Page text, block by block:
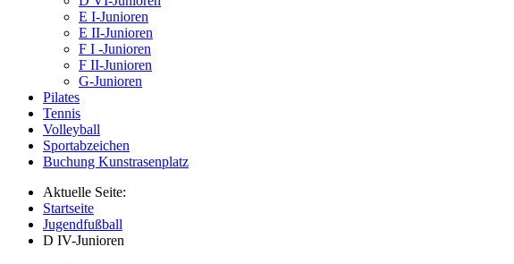
E I-Junioren
E II-Junioren
F I -Junioren
F II-Junioren
G-Junioren
Pilates
Tennis
Volleyball
Sportabzeichen
Buchung Kunstrasenplatz
Aktuelle Seite:
Startseite
Jugendfußball
D IV-Junioren